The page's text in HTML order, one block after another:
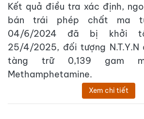
Kết quả điều tra xác định,
bán trái phép chất ma
04/6/2024 đã bị khởi
25/4/2025, đối tượng N.T.Y.N
tàng trữ 0,139 gam
Methamphetamine.
Xem chi tiết